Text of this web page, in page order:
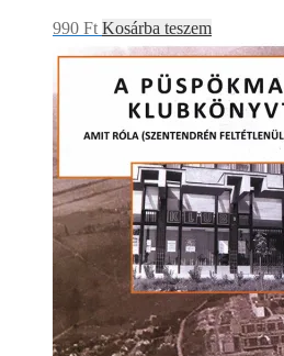
990 Ft Kosárba teszem